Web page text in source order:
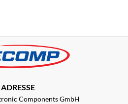
ADRESSE
Components GmbH